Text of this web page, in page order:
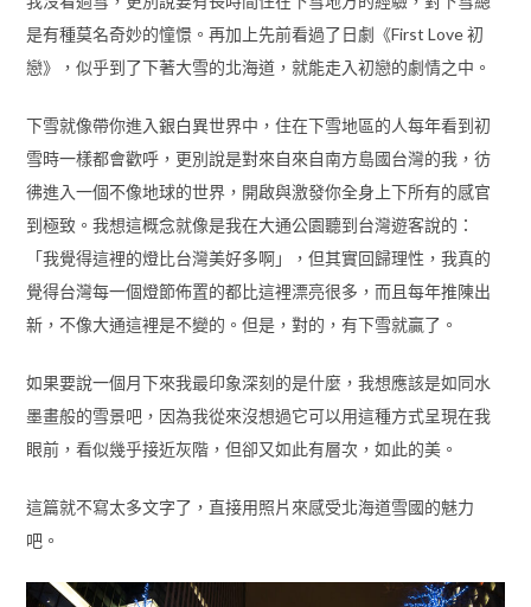
是有種莫名奇妙的憧憬。再加上先前看過了日劇《First Love 初
戀》，似乎到了下著大雪的北海道，就能走入初戀的劇情之中。
下雪就像帶你進入銀白異世界中，住在下雪地區的人每年看到初
雪時一樣都會歡呼，更別說是對來自來自南方島國台灣的我，彷
彿進入一個不像地球的世界，開啟與激發你全身上下所有的感官
到極致。我想這概念就像是我在大通公園聽到台灣遊客說的：
「我覺得這裡的燈比台灣美好多啊」，但其實回歸理性，我真的
覺得台灣每一個燈節佈置的都比這裡漂亮很多，而且每年推陳出
新，不像大通這裡是不變的。但是，對的，有下雪就贏了。
如果要說一個月下來我最印象深刻的是什麼，我想應該是如同水
墨畫般的雪景吧，因為我從來沒想過它可以用這種方式呈現在我
眼前，看似幾乎接近灰階，但卻又如此有層次，如此的美。
這篇就不寫太多文字了，直接用照片來感受北海道雪國的魅力
吧。